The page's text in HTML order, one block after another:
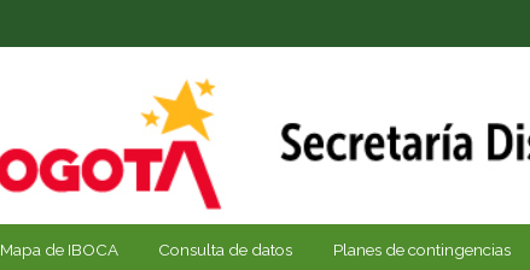
Mapa de IBOCA Consulta de datos Planes de contingencias